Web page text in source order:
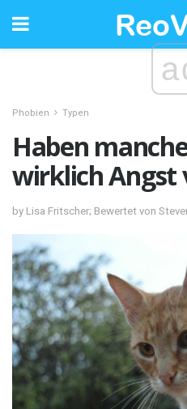
Phobien Typen
Haben
wirklich Angst
by Lisa Fritscher; Bewertet von